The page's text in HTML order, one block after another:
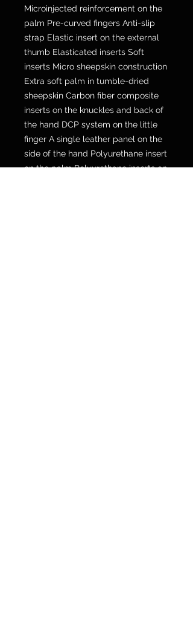
Microinjected reinforcement on the
palm Pre-curved fingers Anti-slip
strap Elastic insert on the external
thumb Elasticated inserts Soft
inserts Micro sheepskin construction
Extra soft palm in tumble-dried
sheepskin Carbon fiber composite
inserts on the knuckles and back of
the hand DCP system on the little
finger A single leather panel on the
side of the hand Polyurethane insert
on the palm Polyurethane inserts on